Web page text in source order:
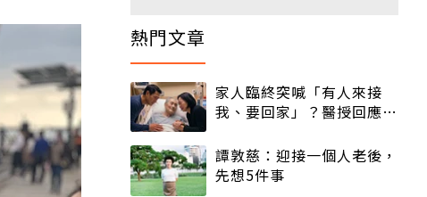
熱門文章
家人臨終突喊「有人來接
我、要回家」？醫授回應方
譚敦慈：迎接一個人老後，
先想5件事